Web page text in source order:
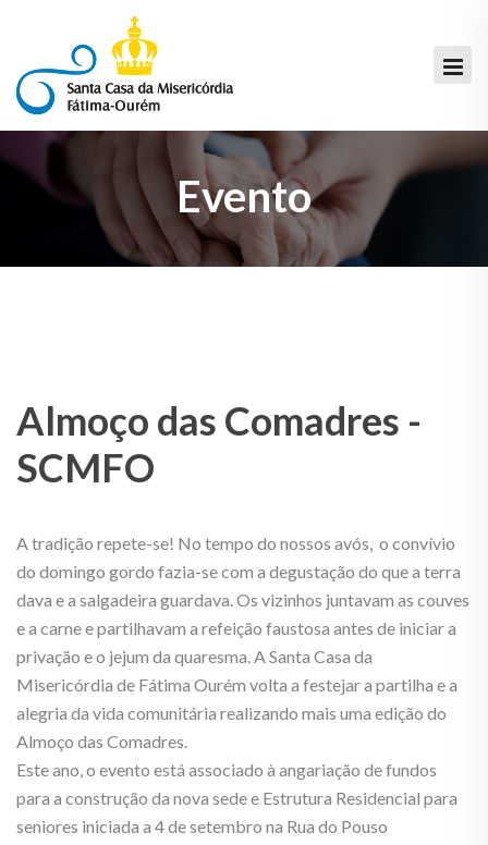
Evento
Almoço das Comadres -
SCMFO
A tradição repete-se! No tempo do nossos avós, o convívio
do domingo gordo fazia-se com a degustação do que a terra
dava e a salgadeira guardava. Os vizinhos juntavam as couves
e a carne e partilhavam a refeição faustosa antes de iniciar a
privação e o jejum da quaresma. A Santa Casa da
Misericórdia de Fátima Ourém volta a festejar a partilha e a
alegria da vida comunitária realizando mais uma edição do
Almoço das Comadres.
Este ano, o evento está associado à angariação de fundos
para a construção da nova sede e Estrutura Residencial para
seniores iniciada a 4 de setembro na Rua do Pouso